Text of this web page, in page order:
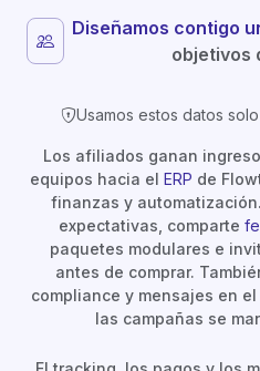
Diseñamos contigo
objetivos
Usamos estos datos
Los afiliados ganan
equipos hacia el ERP de
finanzas y
expectativas, comparte
paquetes modulares e
antes de comprar.
compliance y mensajes en el
las campañas se